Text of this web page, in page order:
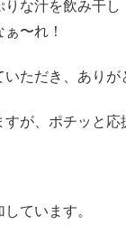
りな汁を飲み干し
〜れ！
ただき、ありが
が、ポチッと応
ています。